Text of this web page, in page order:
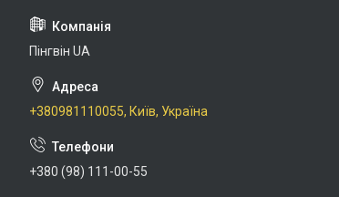
Пінгвін UA
+380981110055, Київ, Україна
+380 (98) 111-00-55